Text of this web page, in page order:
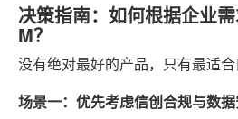
决策指南：如何根据企业
M？
没有绝对最好的产品，只有最适合
场景一：优先考虑信创合规与数